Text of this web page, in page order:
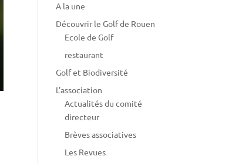
A la une
Découvrir le Golf de Rouen
Ecole de Golf
restaurant
Golf et Biodiversité
L'association
Actualités du comité
directeur
Brèves associatives
Les Revues